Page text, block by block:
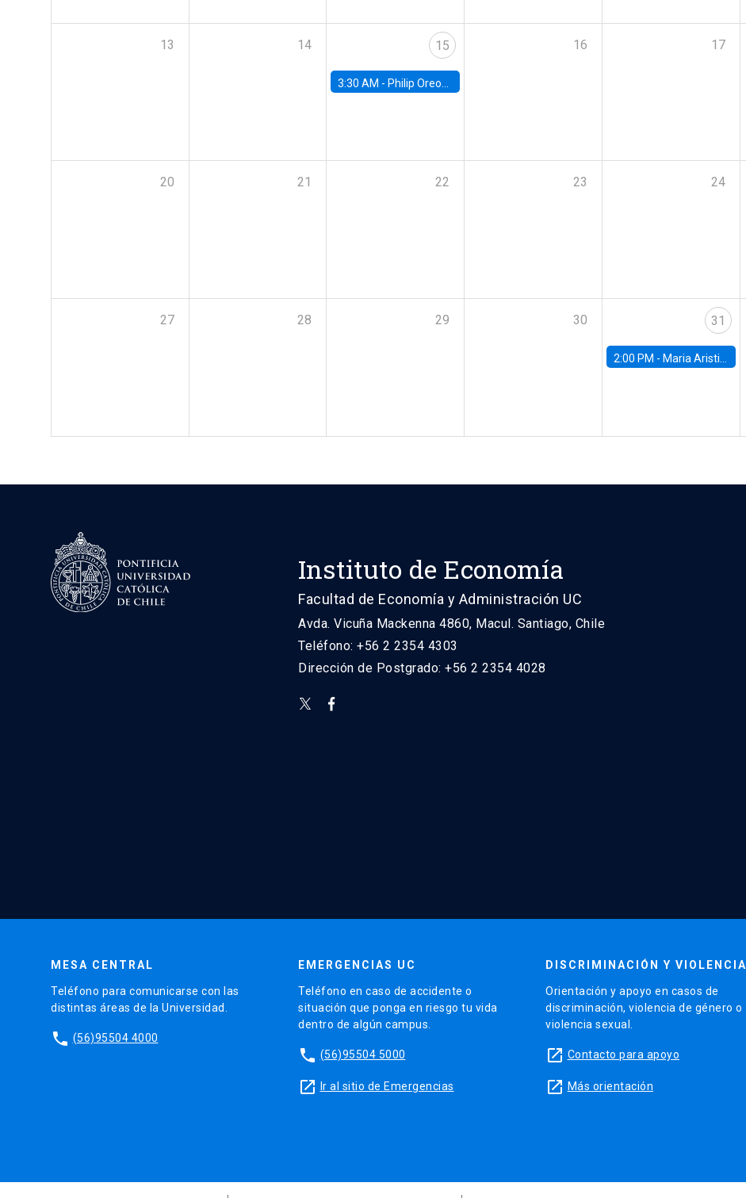
13 14 15
3:30 AM - Philip Oreopolous, University of Toronto
16 17
20 21 22 23 24
27 28 29 30 31
2:00 PM - Maria Aristizabal-Ramirez, FED Board
Instituto de Economía
Facultad de Economía y Administración UC
Avda. Vicuña Mackenna 4860, Macul. Santiago, Chile
Teléfono: +56 2 2354 4303
Dirección de Postgrado: +56 2 2354 4028
MESA CENTRAL
Teléfono para comunicarse con las
distintas áreas de la Universidad.
phone (56)95504 4000
EMERGENCIAS UC
Teléfono en caso de accidente o
situación que ponga en riesgo tu vida
dentro de algún campus.
phone (56)95504 5000
launch Ir al sitio de Emergencias
DISCRIMINACIÓN Y VIOLENCIA
Orientación y apoyo en casos de
discriminación, violencia de género o
violencia sexual.
launch Contacto para apoyo
launch Más orientación